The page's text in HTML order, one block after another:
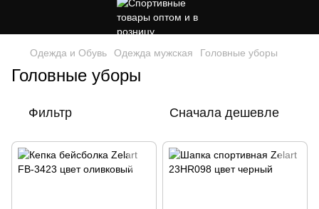
Одежда и Обувь Одежда мужская Головные уборы
Головные уборы
Фильтр Сначала дешевле